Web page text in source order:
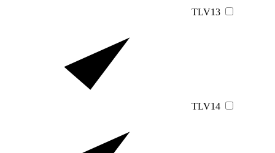
TLV13
TLV14